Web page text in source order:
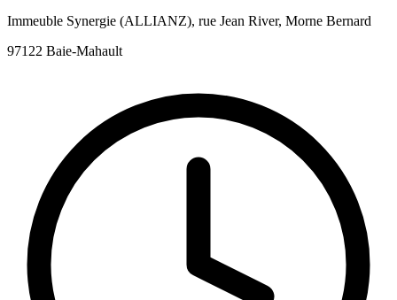
Immeuble Synergie (ALLIANZ), rue Jean River, Morne Bernard
97122 Baie-Mahault